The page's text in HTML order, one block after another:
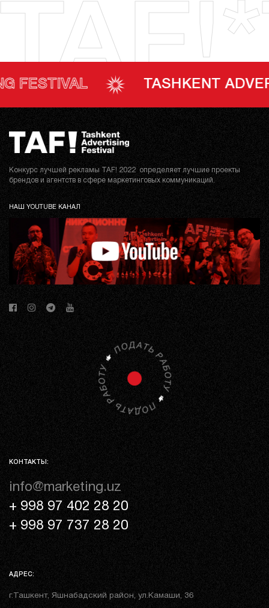
TASHKENT
Конкурс лучшей рекламы TAF! 2022 определяет лучшие проекты
брендов и агентств в сфере маркетинговых коммуникаций.
НАШ YOUTUBE КАНАЛ
КОНТАКТЫ:
info@marketing.uz
+ 998 97 402 28 20
+ 998 97 737 28 20
АДРЕС:
г.Ташкент, Яшнабадский район, ул.Камаши, 36